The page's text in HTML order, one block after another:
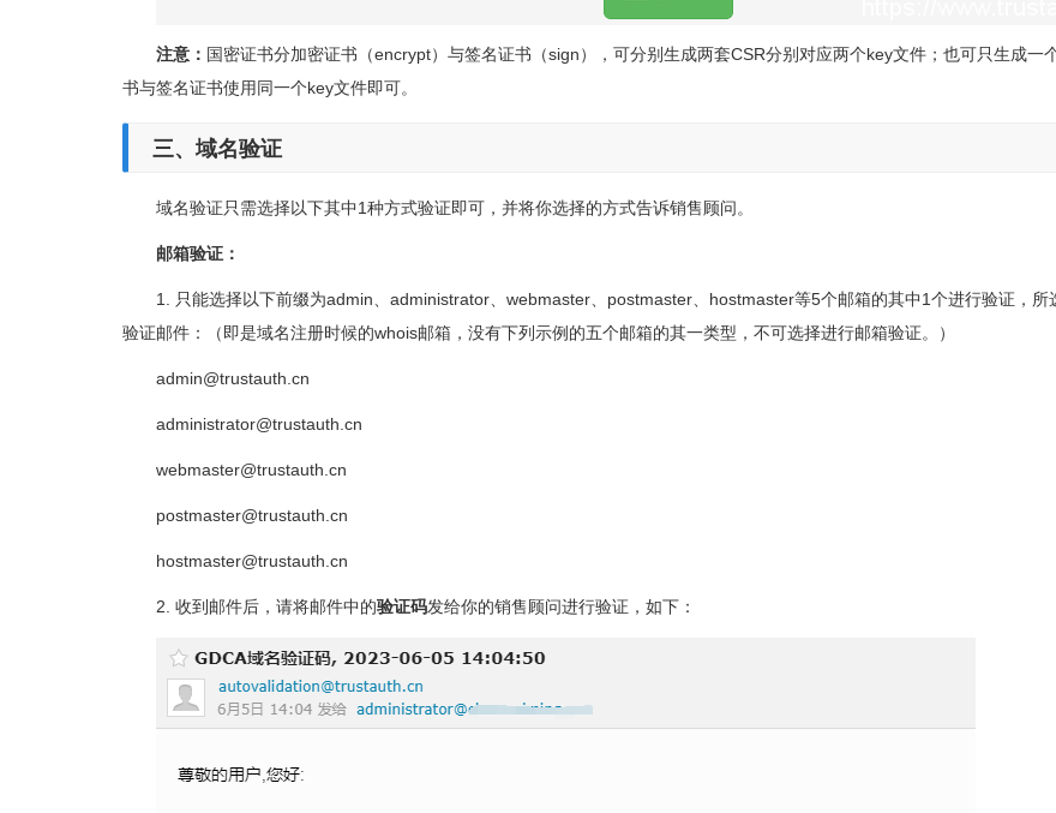
注意： 国密证书分加密证书（encrypt）与签名证书（sign），可分别生成两套CSR分别对应两个key文件；也可只生成一
书与签名证书使用同一个key文件即可。
三、域名验证
域名验证只需选择以下其中1种方式验证即可，并将你选择的方式告诉销售顾问。
邮箱验证：
1. 只能选择以下前缀为admin、administrator、webmaster、postmaster、hostmaster等5个邮箱的其中1个进行验证，所
验证邮件：（即是域名注册时候的whois邮箱，没有下列示例的五个邮箱的其一类型，不可选择进行邮箱验证。）
admin@trustauth.cn
administrator@trustauth.cn
webmaster@trustauth.cn
postmaster@trustauth.cn
hostmaster@trustauth.cn
2. 收到邮件后，请将邮件中的验证码发给你的销售顾问进行验证，如下：